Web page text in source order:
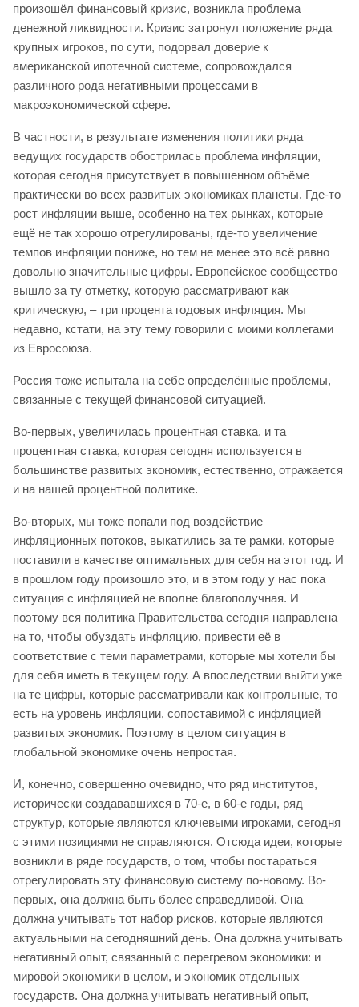
произошёл финансовый кризис, возникла проблема
денежной ликвидности. Кризис затронул положение ряда
крупных игроков, по сути, подорвал доверие к
американской ипотечной системе, сопровождался
различного рода негативными процессами в
макроэкономической сфере.
В частности, в результате изменения политики ряда
ведущих государств обострилась проблема инфляции,
которая сегодня присутствует в повышенном объёме
практически во всех развитых экономиках планеты. Где-то
рост инфляции выше, особенно на тех рынках, которые
ещё не так хорошо отрегулированы, где-то увеличение
темпов инфляции пониже, но тем не менее это всё равно
довольно значительные цифры. Европейское сообщество
вышло за ту отметку, которую рассматривают как
критическую, – три процента годовых инфляция. Мы
недавно, кстати, на эту тему говорили с моими коллегами
из Евросоюза.
Россия тоже испытала на себе определённые проблемы,
связанные с текущей финансовой ситуацией.
Во-первых, увеличилась процентная ставка, и та
процентная ставка, которая сегодня используется в
большинстве развитых экономик, естественно, отражается
и на нашей процентной политике.
Во-вторых, мы тоже попали под воздействие
инфляционных потоков, выкатились за те рамки, которые
поставили в качестве оптимальных для себя на этот год. И
в прошлом году произошло это, и в этом году у нас пока
ситуация с инфляцией не вполне благополучная. И
поэтому вся политика Правительства сегодня направлена
на то, чтобы обуздать инфляцию, привести её в
соответствие с теми параметрами, которые мы хотели бы
для себя иметь в текущем году. А впоследствии выйти уже
на те цифры, которые рассматривали как контрольные, то
есть на уровень инфляции, сопоставимой с инфляцией
развитых экономик. Поэтому в целом ситуация в
глобальной экономике очень непростая.
И, конечно, совершенно очевидно, что ряд институтов,
исторически создававшихся в 70-е, в 60-е годы, ряд
структур, которые являются ключевыми игроками, сегодня
с этими позициями не справляются. Отсюда идеи, которые
возникли в ряде государств, о том, чтобы постараться
отрегулировать эту финансовую систему по-новому. Во-
первых, она должна быть более справедливой. Она
должна учитывать тот набор рисков, которые являются
актуальными на сегодняшний день. Она должна учитывать
негативный опыт, связанный с перегревом экономики: и
мировой экономики в целом, и экономик отдельных
государств. Она должна учитывать негативный опыт,